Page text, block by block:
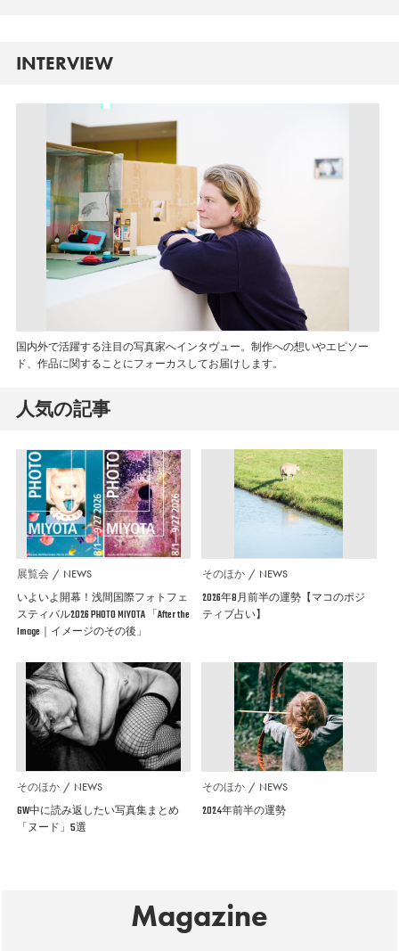
INTERVIEW
国内外で活躍する注目の写真家へインタヴュー。制作への想いやエピソー
ド、作品に関することにフォーカスしてお届けします。
人気の記事
展覧会 NEWS
いよいよ開幕！浅間国際フォトフェ
スティバル2026 PHOTO MIYOTA 「After the
Image｜イメージのその後」
そのほか NEWS
2026年8月前半の運勢【マコのポジ
ティブ占い】
そのほか NEWS
GW中に読み返したい写真集まとめ
「ヌード」5選
そのほか NEWS
2024年前半の運勢
Magazine